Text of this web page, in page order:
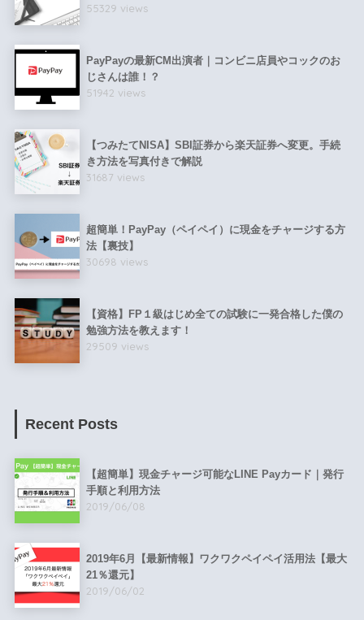
55329 views
PayPayの最新CM出演者｜コンビニ店員やコックのお
じさんは誰！？
51942 views
【つみたてNISA】SBI証券から楽天証券へ変更。手続
き方法を写真付きで解説
31687 views
超簡単！PayPay（ペイペイ）に現金をチャージする方
法【裏技】
30698 views
【資格】FP１級はじめ全ての試験に一発合格した僕の
勉強方法を教えます！
29509 views
Recent Posts
【超簡単】現金チャージ可能なLINE Payカード｜発行
手順と利用方法
2019/06/08
2019年6月【最新情報】ワクワクペイペイ活用法【最大
21％還元】
2019/06/02